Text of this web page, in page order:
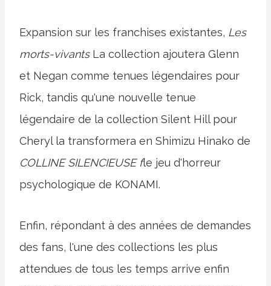
Expansion sur les franchises existantes, Les
morts-vivantsLa collection ajoutera Glenn
et Negan comme tenues légendaires pour
Rick, tandis qu'une nouvelle tenue
légendaire de la collection Silent Hill pour
Cheryl la transformera en Shimizu Hinako de
COLLINE SILENCIEUSE fle jeu d'horreur
psychologique de KONAMI.
Enfin, répondant à des années de demandes
des fans, l'une des collections les plus
attendues de tous les temps arrive enfin